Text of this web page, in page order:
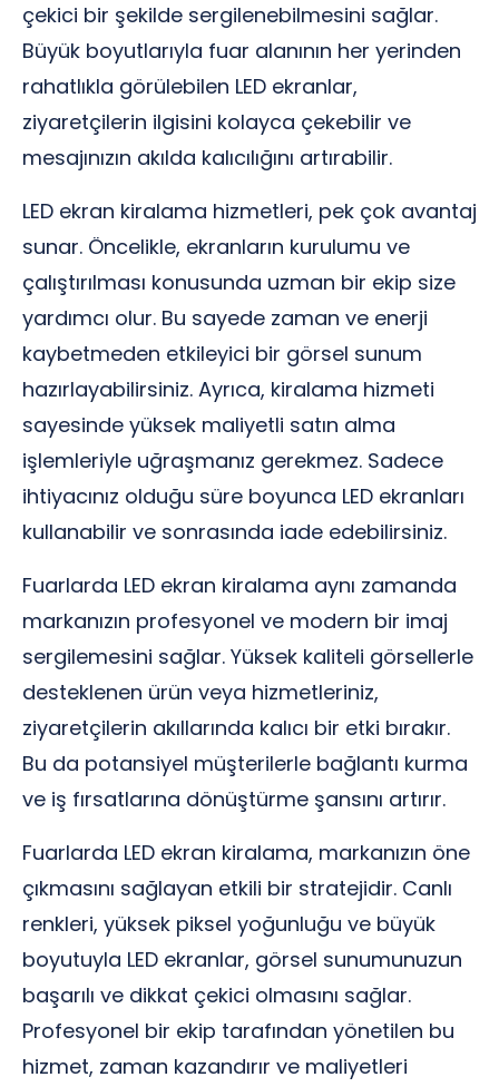
çekici bir şekilde sergilenebilmesini sağlar.
Büyük boyutlarıyla fuar alanının her yerinden
rahatlıkla görülebilen LED ekranlar,
ziyaretçilerin ilgisini kolayca çekebilir ve
mesajınızın akılda kalıcılığını artırabilir.
LED ekran kiralama hizmetleri, pek çok avantaj
sunar. Öncelikle, ekranların kurulumu ve
çalıştırılması konusunda uzman bir ekip size
yardımcı olur. Bu sayede zaman ve enerji
kaybetmeden etkileyici bir görsel sunum
hazırlayabilirsiniz. Ayrıca, kiralama hizmeti
sayesinde yüksek maliyetli satın alma
işlemleriyle uğraşmanız gerekmez. Sadece
ihtiyacınız olduğu süre boyunca LED ekranları
kullanabilir ve sonrasında iade edebilirsiniz.
Fuarlarda LED ekran kiralama aynı zamanda
markanızın profesyonel ve modern bir imaj
sergilemesini sağlar. Yüksek kaliteli görsellerle
desteklenen ürün veya hizmetleriniz,
ziyaretçilerin akıllarında kalıcı bir etki bırakır.
Bu da potansiyel müşterilerle bağlantı kurma
ve iş fırsatlarına dönüştürme şansını artırır.
Fuarlarda LED ekran kiralama, markanızın öne
çıkmasını sağlayan etkili bir stratejidir. Canlı
renkleri, yüksek piksel yoğunluğu ve büyük
boyutuyla LED ekranlar, görsel sunumunuzun
başarılı ve dikkat çekici olmasını sağlar.
Profesyonel bir ekip tarafından yönetilen bu
hizmet, zaman kazandırır ve maliyetleri